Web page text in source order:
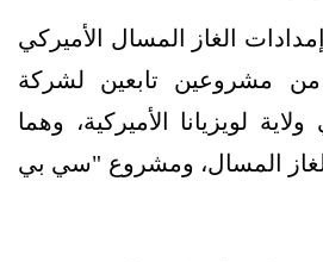
الغاز المسال الأميركي
مشروعين تابعين لشركة
لويزيانا الأميركية، وهما
المسال، ومشروع "سي بي